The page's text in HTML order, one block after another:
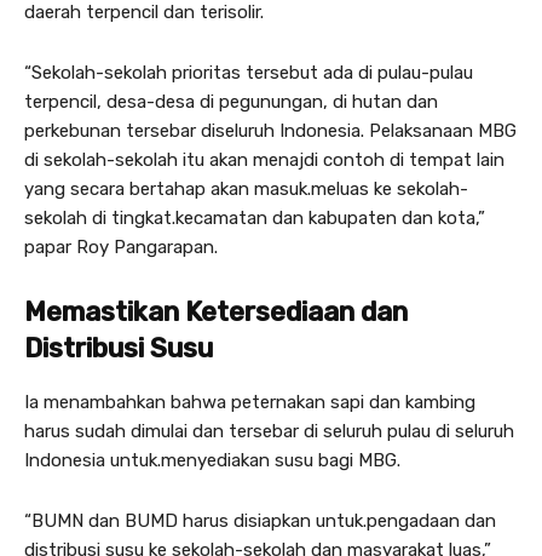
daerah terpencil dan terisolir.
“Sekolah-sekolah prioritas tersebut ada di pulau-pulau
terpencil, desa-desa di pegunungan, di hutan dan
perkebunan tersebar diseluruh Indonesia. Pelaksanaan MBG
di sekolah-sekolah itu akan menajdi contoh di tempat lain
yang secara bertahap akan masuk.meluas ke sekolah-
sekolah di tingkat.kecamatan dan kabupaten dan kota,”
papar Roy Pangarapan.
Memastikan Ketersediaan dan
Distribusi Susu
Ia menambahkan bahwa peternakan sapi dan kambing
harus sudah dimulai dan tersebar di seluruh pulau di seluruh
Indonesia untuk.menyediakan susu bagi MBG.
“BUMN dan BUMD harus disiapkan untuk.pengadaan dan
distribusi susu ke sekolah-sekolah dan masyarakat luas,”